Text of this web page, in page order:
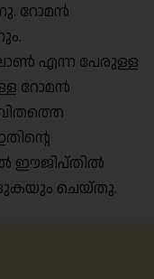
റോമൻ
എന്ന പേരുള്ള
റോമൻ
ഈജിപ്തിൽ
ചെയ്തു.